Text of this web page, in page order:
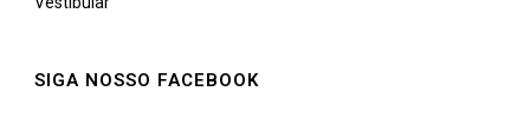
SIGA NOSSO FACEBOOK